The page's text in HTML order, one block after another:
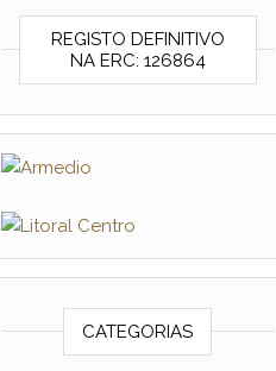
REGISTO DEFINITIVO
NA ERC: 126864
CATEGORIAS